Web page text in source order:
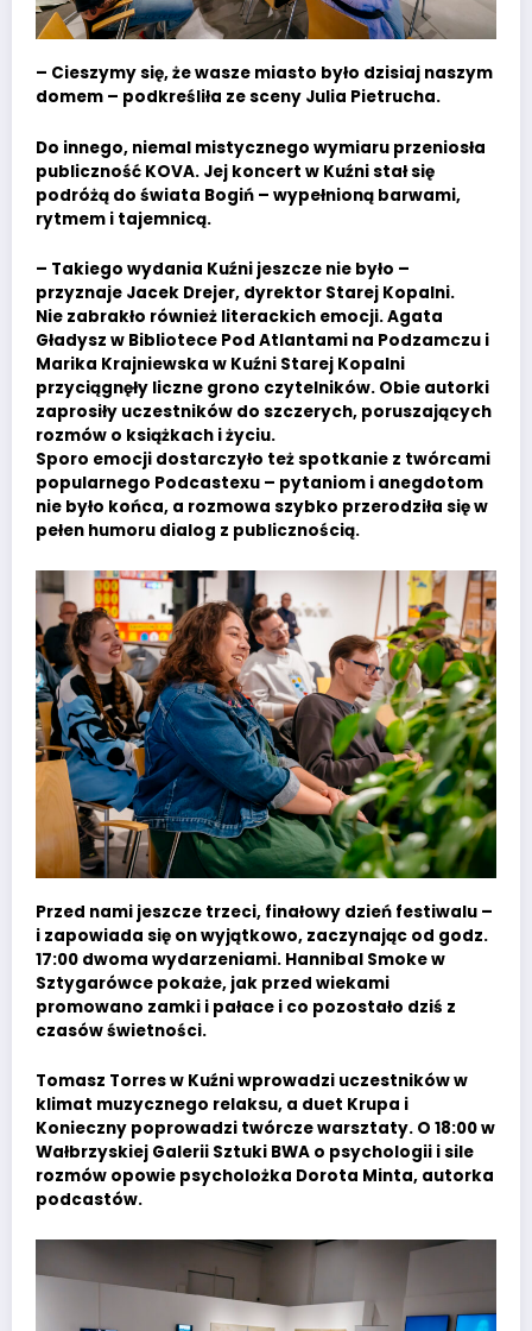
– Cieszymy się, że wasze miasto było dzisiaj naszym
domem – podkreśliła ze sceny Julia Pietrucha.
Do innego, niemal mistycznego wymiaru przeniosła
publiczność KOVA. Jej koncert w Kuźni stał się
podróżą do świata Bogiń – wypełnioną barwami,
rytmem i tajemnicą.
– Takiego wydania Kuźni jeszcze nie było –
przyznaje Jacek Drejer, dyrektor Starej Kopalni.
Nie zabrakło również literackich emocji. Agata
Gładysz w Bibliotece Pod Atlantami na Podzamczu i
Marika Krajniewska w Kuźni Starej Kopalni
przyciągnęły liczne grono czytelników. Obie autorki
zaprosiły uczestników do szczerych, poruszających
rozmów o książkach i życiu.
Sporo emocji dostarczyło też spotkanie z twórcami
popularnego Podcastexu – pytaniom i anegdotom
nie było końca, a rozmowa szybko przerodziła się w
pełen humoru dialog z publicznością.
Przed nami jeszcze trzeci, finałowy dzień festiwalu –
i zapowiada się on wyjątkowo, zaczynając od godz.
17:00 dwoma wydarzeniami. Hannibal Smoke w
Sztygarówce pokaże, jak przed wiekami
promowano zamki i pałace i co pozostało dziś z
czasów świetności.
Tomasz Torres w Kuźni wprowadzi uczestników w
klimat muzycznego relaksu, a duet Krupa i
Konieczny poprowadzi twórcze warsztaty. O 18:00 w
Wałbrzyskiej Galerii Sztuki BWA o psychologii i sile
rozmów opowie psycholożka Dorota Minta, autorka
podcastów.